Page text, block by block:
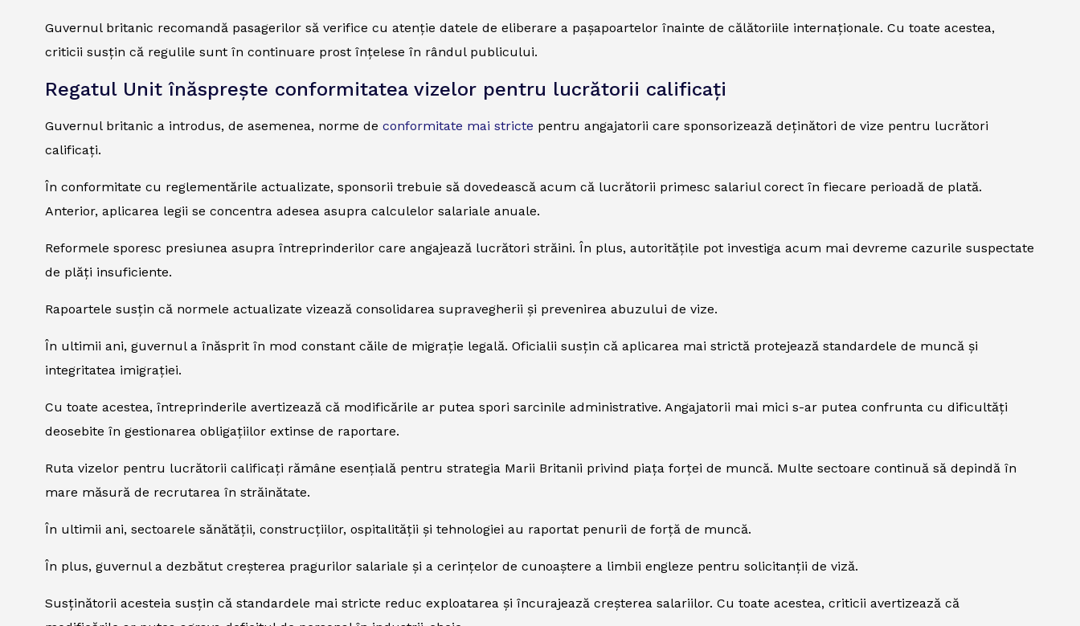
Guvernul britanic recomandă pasagerilor să verifice cu atenție datele de eliberare a pașapoartelor înainte de călătoriile internaționale. Cu toate acestea,
criticii susțin că regulile sunt în continuare prost înțelese în rândul publicului.
Regatul Unit înăsprește conformitatea vizelor pentru lucrătorii calificați
Guvernul britanic a introdus, de asemenea, norme de conformitate mai stricte pentru angajatorii care sponsorizează deținători de vize pentru lucrători
calificați.
În conformitate cu reglementările actualizate, sponsorii trebuie să dovedească acum că lucrătorii primesc salariul corect în fiecare perioadă de plată.
Anterior, aplicarea legii se concentra adesea asupra calculelor salariale anuale.
Reformele sporesc presiunea asupra întreprinderilor care angajează lucrători străini. În plus, autoritățile pot investiga acum mai devreme cazurile suspectate
de plăți insuficiente.
Rapoartele susțin că normele actualizate vizează consolidarea supravegherii și prevenirea abuzului de vize.
În ultimii ani, guvernul a înăsprit în mod constant căile de migrație legală. Oficialii susțin că aplicarea mai strictă protejează standardele de muncă și
integritatea imigrației.
Cu toate acestea, întreprinderile avertizează că modificările ar putea spori sarcinile administrative. Angajatorii mai mici s-ar putea confrunta cu dificultăți
deosebite în gestionarea obligațiilor extinse de raportare.
Ruta vizelor pentru lucrătorii calificați rămâne esențială pentru strategia Marii Britanii privind piața forței de muncă. Multe sectoare continuă să depindă în
mare măsură de recrutarea în străinătate.
În ultimii ani, sectoarele sănătății, construcțiilor, ospitalității și tehnologiei au raportat penurii de forță de muncă.
În plus, guvernul a dezbătut creșterea pragurilor salariale și a cerințelor de cunoaștere a limbii engleze pentru solicitanții de viză.
Susținătorii acesteia susțin că standardele mai stricte reduc exploatarea și încurajează creșterea salariilor. Cu toate acestea, criticii avertizează că